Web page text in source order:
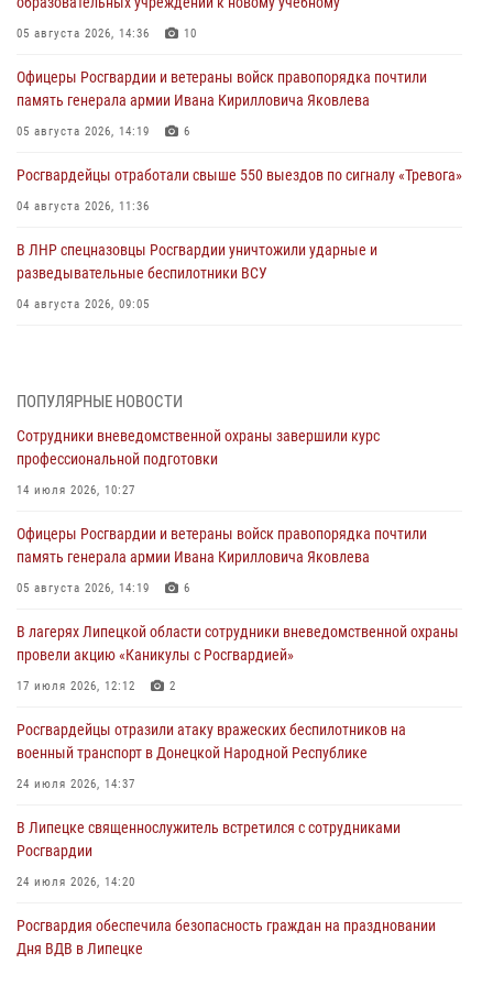
05 августа 2026, 14:36 10
Офицеры Росгвардии и ветераны войск правопорядка почтили
память генерала армии Ивана Кирилловича Яковлева
05 августа 2026, 14:19 6
Росгвардейцы отработали свыше 550 выездов по сигналу «Тревога»
04 августа 2026, 11:36
В ЛНР спецназовцы Росгвардии уничтожили ударные и
разведывательные беспилотники ВСУ
04 августа 2026, 09:05
03 августа 2026, 13:43 1
Росгвардейцы обеспечили безопасность граждан в День Лев-
Толстовского района
03 августа 2026, 13:41
Росгвардия противодействует БПЛА ВСУ на южном направлении
(видео)
03 августа 2026, 13:39
Росгвардия обеспечила охрану порядка во время проведения
фестивалей в Липецке
03 августа 2026, 13:17
ПОПУЛЯРНЫЕ НОВОСТИ
Сотрудники вневедомственной охраны завершили курс
профессиональной подготовки
14 июля 2026, 10:27
Офицеры Росгвардии и ветераны войск правопорядка почтили
память генерала армии Ивана Кирилловича Яковлева
05 августа 2026, 14:19 6
В лагерях Липецкой области сотрудники вневедомственной охраны
провели акцию «Каникулы с Росгвардией»
17 июля 2026, 12:12 2
Росгвардейцы отразили атаку вражеских беспилотников на
военный транспорт в Донецкой Народной Республике
24 июля 2026, 14:37
В Липецке священнослужитель встретился с сотрудниками
Росгвардии
24 июля 2026, 14:20
Росгвардия обеспечила безопасность граждан на праздновании
Дня ВДВ в Липецке